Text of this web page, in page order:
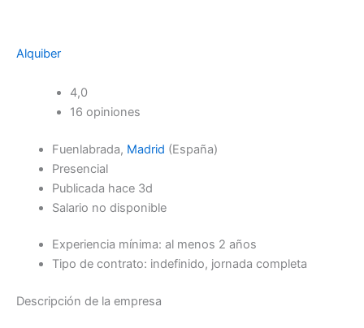
Alquiber
4,0
16 opiniones
Fuenlabrada, Madrid (España)
Presencial
Publicada hace 3d
Salario no disponible
Experiencia mínima: al menos 2 años
Tipo de contrato: indefinido, jornada completa
Descripción de la empresa